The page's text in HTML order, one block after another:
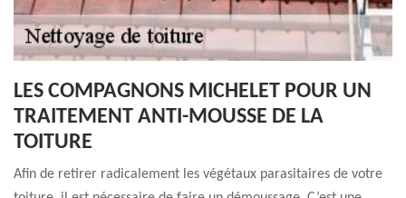
LES COMPAGNONS MICHELET POUR UN
TRAITEMENT ANTI-MOUSSE DE LA
TOITURE
Afin de retirer radicalement les végétaux parasitaires de votre